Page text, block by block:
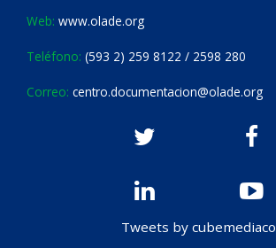
Web: www.olade.org
Teléfono: (593 2) 259 8122 / 2598 280
Correo: centro.documentacion@olade.org
Tweets by cubemediaco